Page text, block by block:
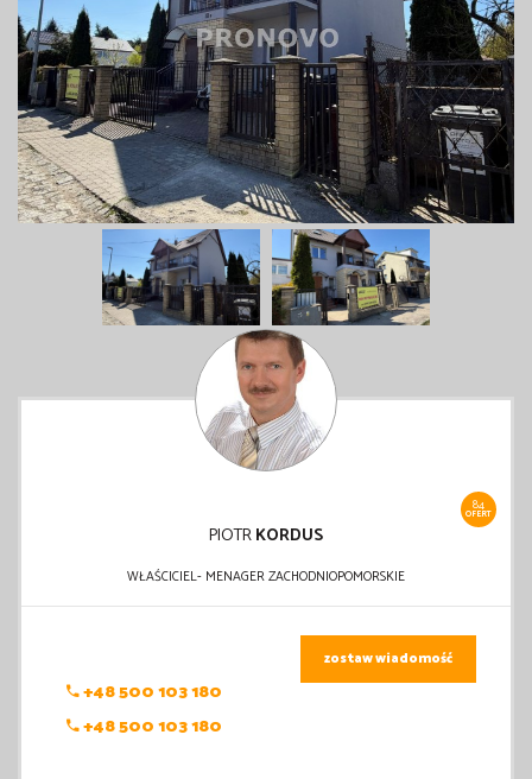
84
OFERT
PIOTRKORDUS
WŁAŚCICIEL- MENAGER ZACHODNIOPOMORSKIE
+48 500 103 180
+48 500 103 180
zostaw wiadomość